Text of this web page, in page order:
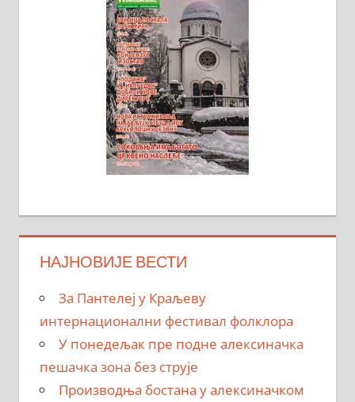
НАЈНОВИЈЕ ВЕСТИ
За Пантелеј у Краљеву
интернационални фестивал фолклора
У понедељак пре подне алексиначка
пешачка зона без струје
Производња бостана у алексиначком